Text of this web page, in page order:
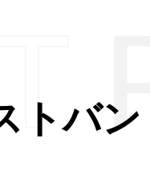
会社概要
完全特注グッズ制作事業
バッグ
ジを並べるとアートが完
トバン